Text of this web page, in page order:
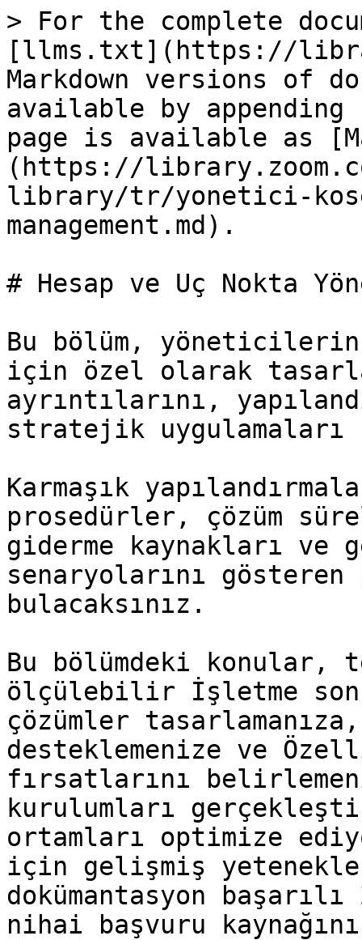
> For the complete
[llms.txt](https://
Markdown versions of
available by
page is available as
(https://
library/tr/yonetici-
management.md).
# Hesap ve Uç Nokta
Bu bölüm, yöneticilerin
için özel olarak
ayrıntılarını,
stratejik uygulamaları
Karmaşık
prosedürler, çözüm
giderme kaynakları ve
senaryolarını
bulacaksınız.
Bu bölümdeki
ölçülebilir İşletme
çözümler
desteklemenize ve
fırsatlarını
kurulumları
ortamları optimize
için gelişmiş
dokümantasyon
nihai başvuru